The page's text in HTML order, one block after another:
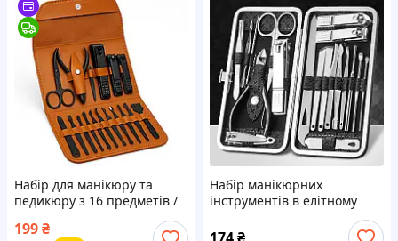
Набір для манікюру та
педикюру з 16 предметів /
інструментів 16 в 1 з
199₴
Набір манікюрних
інструментів в елітному